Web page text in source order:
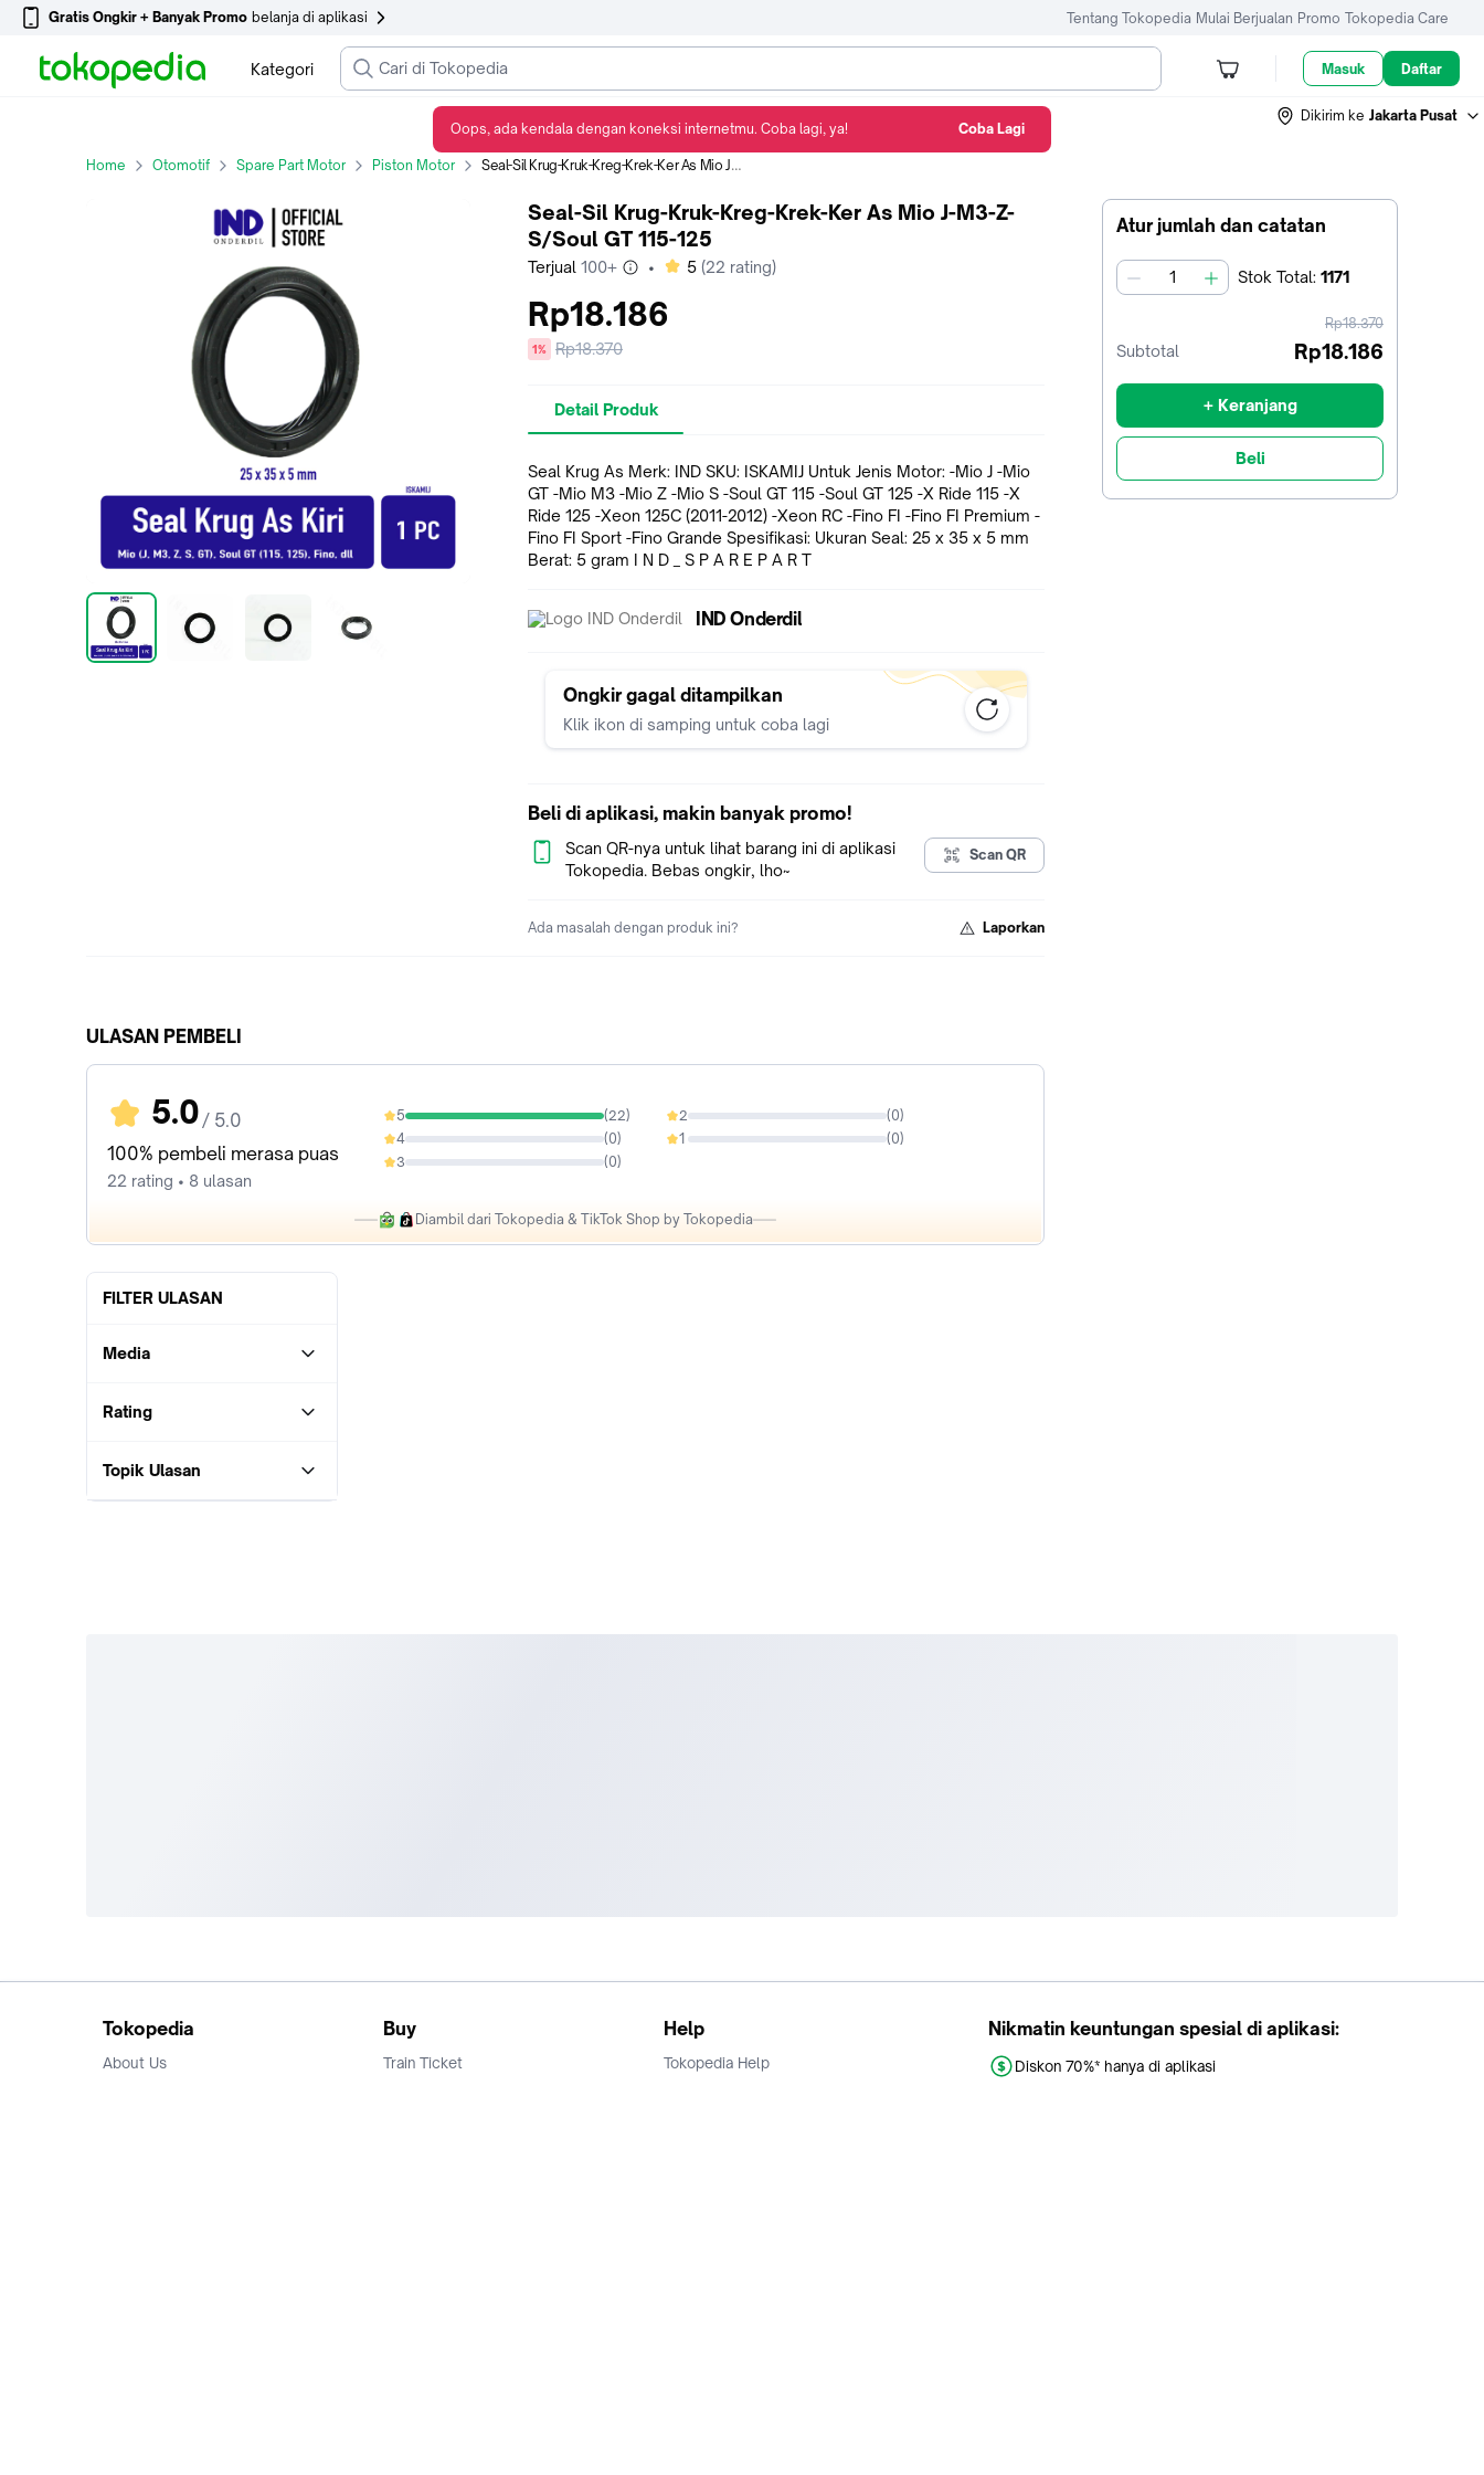
Gratis Ongkir + Banyak Promo belanja di aplikasi Tentang Tokopedia Mulai Berjualan Promo Tokopedia Care
Kategori Masuk Daftar
Dikirim ke Jakarta Pusat
Home Otomotif Spare Part Motor Piston Motor Seal-Sil Krug-Kruk-Kreg-Krek-Ker As Mio J-M3-Z-S/Soul GT 115-125
Atur jumlah dan catatan
jumlah Stok Total: 1171
harga
sebelum
Rp18.370
Subtotal Rp18.186
+ Keranjang
Beli
Seal-Sil Krug-Kruk-Kreg-Krek-Ker As Mio J-M3-Z-
S/Soul GT 115-125
Terjual 100+ • bintang
5 (22 rating)
Rp18.186
diskon
1%
Harga
Rp18.370
Detail Produk
Seal Krug As Merk: IND SKU: ISKAMIJ Untuk Jenis Motor: -Mio J -Mio
GT -Mio M3 -Mio Z -Mio S -Soul GT 115 -Soul GT 125 -X Ride 115 -X
Ride 125 -Xeon 125C (2011-2012) -Xeon RC -Fino FI -Fino FI Premium -
Fino FI Sport -Fino Grande Spesifikasi: Ukuran Seal: 25 x 35 x 5 mm
Berat: 5 gram I N D _ S P A R E P A R T
IND Onderdil
Ongkir gagal ditampilkan
Klik ikon di samping untuk coba lagi
Beli di aplikasi, makin banyak promo!
Scan QR-nya untuk lihat barang ini di aplikasi
Tokopedia. Bebas ongkir, lho~
Scan QR
Ada masalah dengan produk ini? Laporkan
ULASAN PEMBELI
5.0 / 5.0
100% pembeli merasa puas
22 rating • 8 ulasan
5 (22)
100%
4 (0)
0%
3 (0)
0%
2 (0)
0%
1 (0)
0%
Diambil dari Tokopedia & TikTok Shop by Tokopedia
FILTER ULASAN
Media
Rating
Topik Ulasan
Tokopedia
About Us
Buy
Train Ticket
Help
Tokopedia Help
Nikmatin keuntungan spesial di aplikasi:
Diskon 70%* hanya di aplikasi
Oops, ada kendala dengan koneksi internetmu. Coba lagi, ya! Coba Lagi